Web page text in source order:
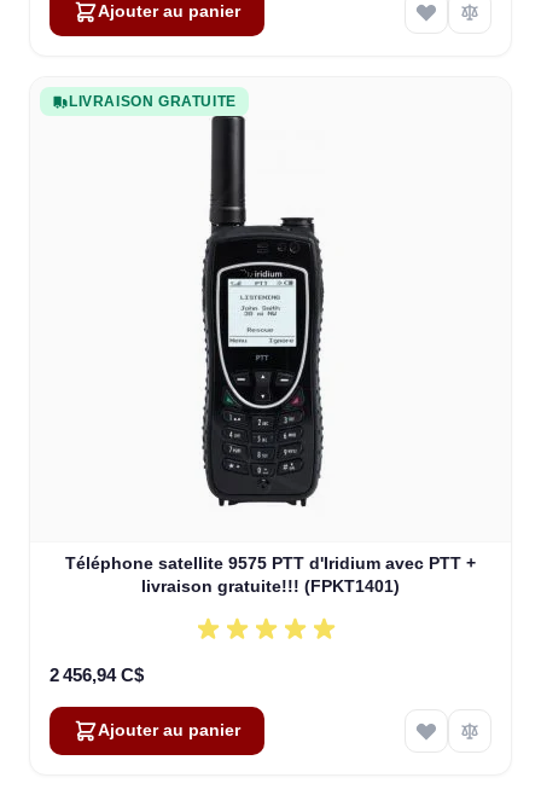
Ajouter au panier
LIVRAISON GRATUITE
Téléphone satellite 9575 PTT d'Iridium avec PTT +
livraison gratuite!!! (FPKT1401)
2 456,94 C$
Ajouter au panier